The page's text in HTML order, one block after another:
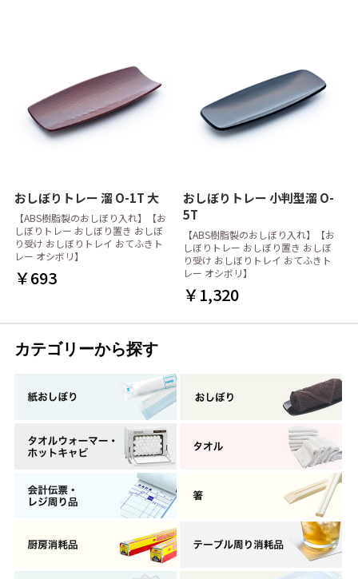
おしぼりトレー 溜 O-1T 大
【ABS樹脂製のおしぼり入れ】【お
しぼりトレー おしぼり置き おしぼ
り受け おしぼりトレイ おてふきト
レー オシボリ】
￥693
おしぼりトレー 小判型溜 O-
5T
【ABS樹脂製のおしぼり入れ】【お
しぼりトレー おしぼり置き おしぼ
り受け おしぼりトレイ おてふきト
レー オシボリ】
￥1,320
カテゴリーから探す